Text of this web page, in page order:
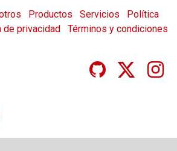
Productos Servicios
Política
de privacidad Términos y condiciones